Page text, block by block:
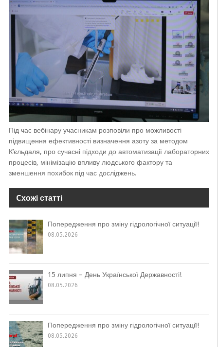
Під час вебінару учасникам розповіли про можливості
підвищення ефективності визначення азоту за методом
К’єльдаля, про сучасні підходи до автоматизації лабораторних
процесів, мінімізацію впливу людського фактору та
зменшення похибок під час досліджень.
Cхожі статті
Попередження про зміну гідрологічної ситуації!
08.05.2026
15 липня – День Української Державності!
08.05.2026
Попередження про зміну гідрологічної ситуації!
08.05.2026